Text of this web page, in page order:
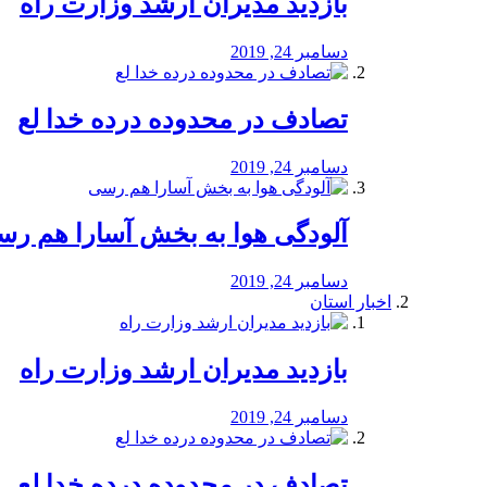
دسامبر 24, 2019
تصادف در محدوده درده خدا لع
دسامبر 24, 2019
آلودگی هوا به بخش آسارا هم
دسامبر 24, 2019
اخبار استان
بازدید مدیران ارشد وزارت راه
دسامبر 24, 2019